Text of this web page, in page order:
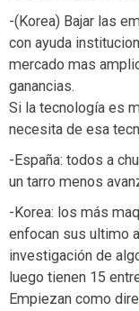
-(Korea) Bajar las
con ayuda
mercado mas
ganancias.
Si la tecnología es
necesita de esa
-España: todos a
un tarro menos
-Korea: los más
enfocan sus ultimo
investigación de
luego tienen 15
Empiezan como